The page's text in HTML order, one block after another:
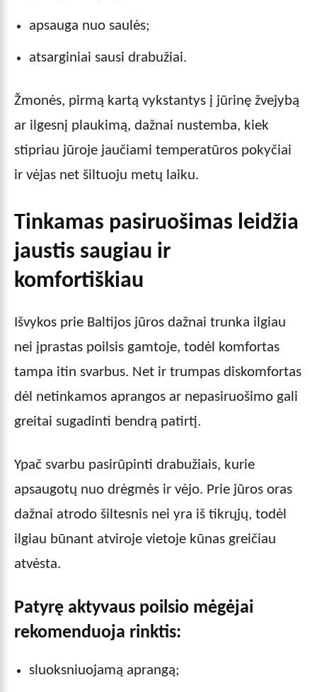
apsauga nuo saulės;
atsarginiai sausi drabužiai.
Žmonės, pirmą kartą vykstantys į jūrinę žvejybą
ar ilgesnį plaukimą, dažnai nustemba, kiek
stipriau jūroje jaučiami temperatūros pokyčiai
ir vėjas net šiltuoju metų laiku.
Tinkamas pasiruošimas leidžia
jaustis saugiau ir
komfortiškiau
Išvykos prie Baltijos jūros dažnai trunka ilgiau
nei įprastas poilsis gamtoje, todėl komfortas
tampa itin svarbus. Net ir trumpas diskomfortas
dėl netinkamos aprangos ar nepasiruošimo gali
greitai sugadinti bendrą patirtį.
Ypač svarbu pasirūpinti drabužiais, kurie
apsaugotų nuo drėgmės ir vėjo. Prie jūros oras
dažnai atrodo šiltesnis nei yra iš tikrųjų, todėl
ilgiau būnant atviroje vietoje kūnas greičiau
atvėsta.
Patyrę aktyvaus poilsio mėgėjai
rekomenduoja rinktis:
sluoksniuojamą aprangą;